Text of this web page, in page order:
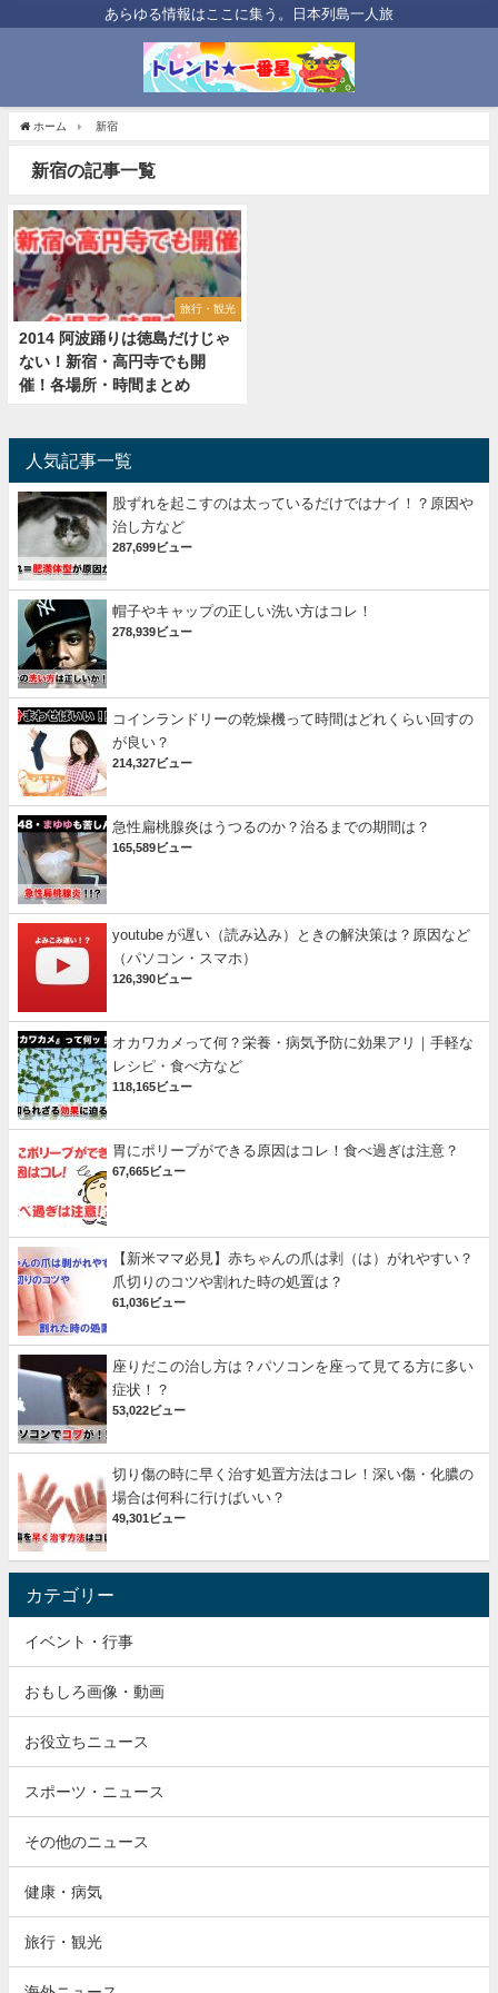
あらゆる情報はここに集う。日本列島一人旅
ホーム 新宿
新宿の記事一覧
旅行・観光
2014 阿波踊りは徳島だけじゃ
ない！新宿・高円寺でも開
催！各場所・時間まとめ
人気記事一覧
股ずれを起こすのは太っているだけではナイ！？原因や
治し方など
287,699ビュー
帽子やキャップの正しい洗い方はコレ！
278,939ビュー
コインランドリーの乾燥機って時間はどれくらい回すの
が良い？
214,327ビュー
急性扁桃腺炎はうつるのか？治るまでの期間は？
165,589ビュー
youtube が遅い（読み込み）ときの解決策は？原因など
（パソコン・スマホ）
126,390ビュー
オカワカメって何？栄養・病気予防に効果アリ｜手軽な
レシピ・食べ方など
118,165ビュー
胃にポリープができる原因はコレ！食べ過ぎは注意？
67,665ビュー
【新米ママ必見】赤ちゃんの爪は剥（は）がれやすい？
爪切りのコツや割れた時の処置は？
61,036ビュー
座りだこの治し方は？パソコンを座って見てる方に多い
症状！？
53,022ビュー
切り傷の時に早く治す処置方法はコレ！深い傷・化膿の
場合は何科に行けばいい？
49,301ビュー
カテゴリー
イベント・行事
おもしろ画像・動画
お役立ちニュース
スポーツ・ニュース
その他のニュース
健康・病気
旅行・観光